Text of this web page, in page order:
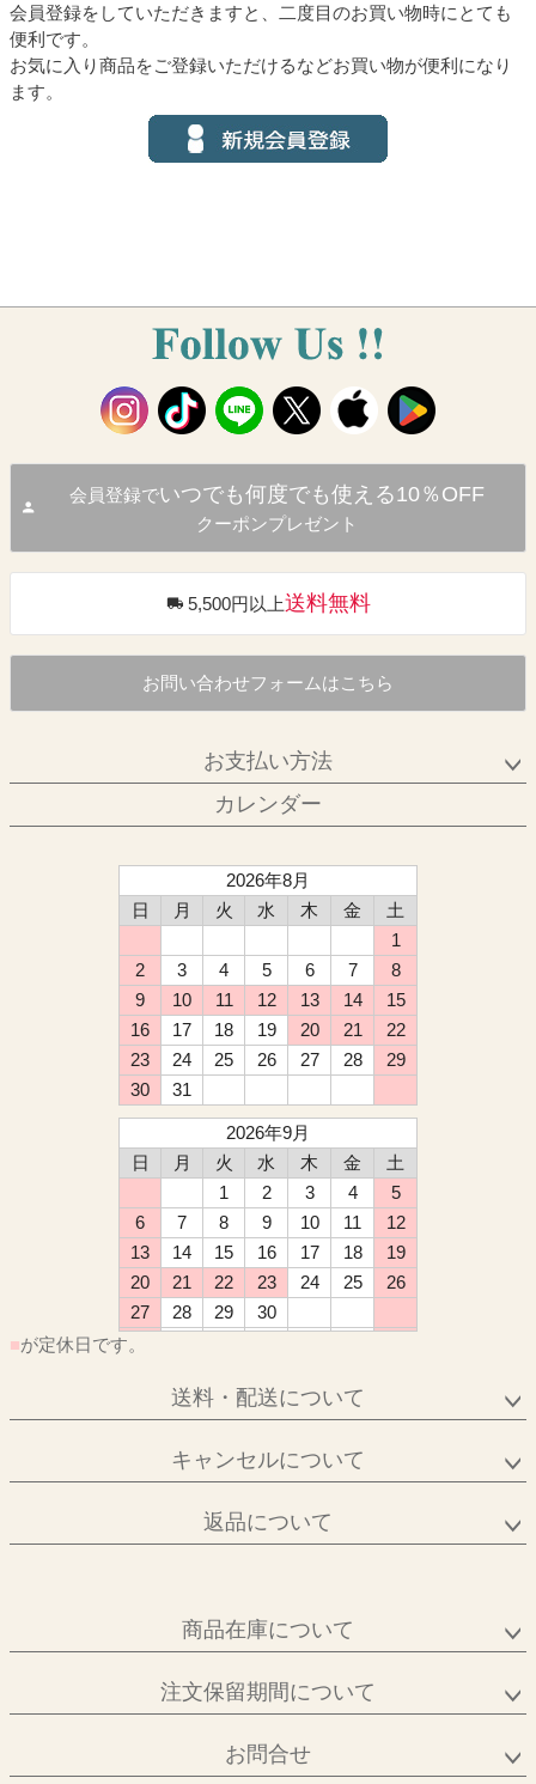
会員登録をしていただきますと、二度目のお買い物時にとても
便利です。
お気に入り商品をご登録いただけるなどお買い物が便利になり
ます。
会員登録でいつでも何度でも使える10％OFF
クーポンプレゼント
5,500円以上送料無料
お問い合わせフォームはこちら
お支払い方法
カレンダー
2026年8月
日
月 火 水 木 金
土
1
2
3 4 5 6 7
8
9
10 11 12 13 14
15
16
17 18 19 20 21
22
23
24 25 26 27 28
29
30
31
2026年9月
日
月 火 水 木 金
土
1
2 3 4
5
6
7 8 9 10 11
12
13
14 15 16 17 18
19
20
21 22 23 24 25
26
27
28 29
30
■が定休日です。
送料・配送について
キャンセルについて
返品について
商品在庫について
注文保留期間について
お問合せ